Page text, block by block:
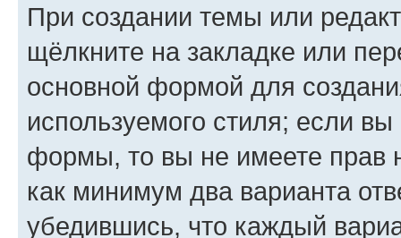
При создании темы или
щёлкните на закладке или
основной формой для
используемого стиля; если
формы, то вы не имеете прав
как минимум два варианта
убедившись, что каждый